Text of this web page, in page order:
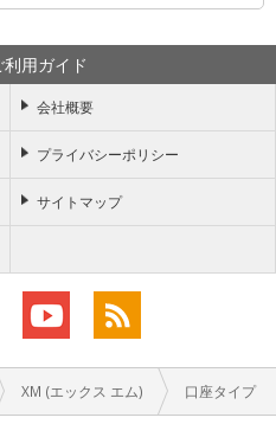
XM (エックス エム) 口座タイプ
利用ガイド
会社概要
プライバシーポリシー
サイトマップ